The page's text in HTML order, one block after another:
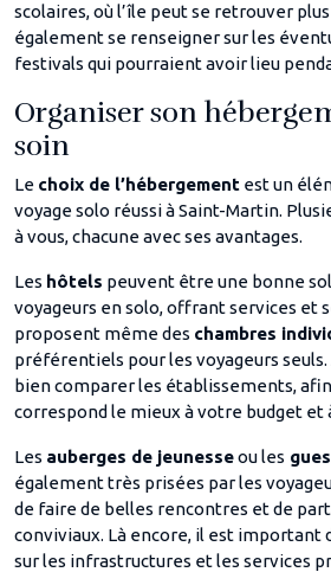
scolaires, où l’île peut se retrouver
également se renseigner sur les
festivals qui pourraient avoir lieu
Organiser son
soin
Le choix de l’hébergement est un
voyage solo réussi à Saint-Martin.
à vous, chacune avec ses avantages.
Les hôtels peuvent être une bonne
voyageurs en solo, offrant services et
proposent même des chambres
préférentiels pour les voyageurs
bien comparer les établissements,
correspond le mieux à votre budget et
Les auberges de jeunesseou les
également très prisées par les
de faire de belles rencontres et de
conviviaux. Là encore, il est important
sur les infrastructures et les services